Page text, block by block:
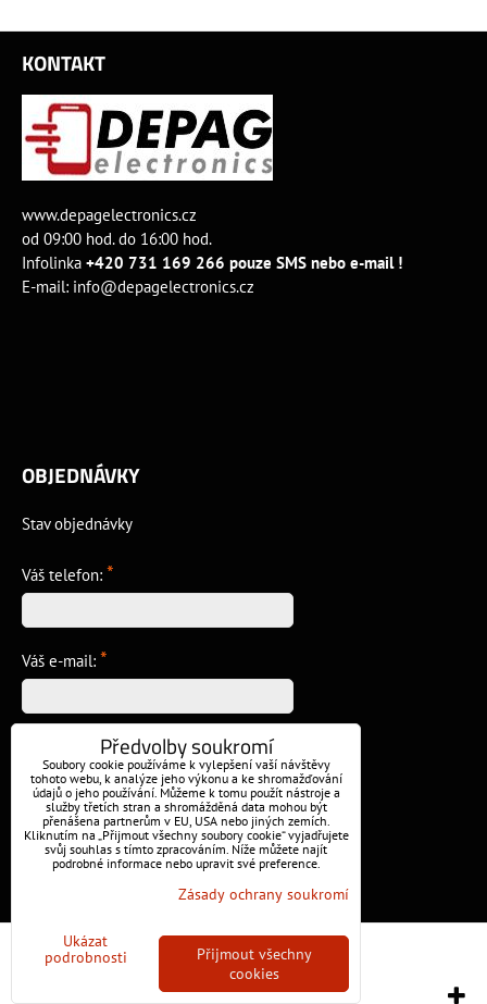
KONTAKT
www.depagelectronics.cz
od 09:00 hod. do 16:00 hod.
Infolinka +420 731 169 266 pouze SMS nebo e-mail !
E-mail: info@depagelectronics.cz
OBJEDNÁVKY
Stav objednávky
Váš telefon: *
Váš e-mail: *
Předvolby soukromí Zásady ochrany soukromí
Vytvořeno systémem:ByznysWeb.cz
Předvolby soukromí
Soubory cookie používáme k vylepšení vaší návštěvy
tohoto webu, k analýze jeho výkonu a ke shromažďování
údajů o jeho používání. Můžeme k tomu použít nástroje a
služby třetích stran a shromážděná data mohou být
přenášena partnerům v EU, USA nebo jiných zemích.
Kliknutím na „Přijmout všechny soubory cookie“ vyjadřujete
svůj souhlas s tímto zpracováním. Níže můžete najít
podrobné informace nebo upravit své preference.
Zásady ochrany soukromí
Ukázat
podrobnosti
Přijmout všechny
cookies